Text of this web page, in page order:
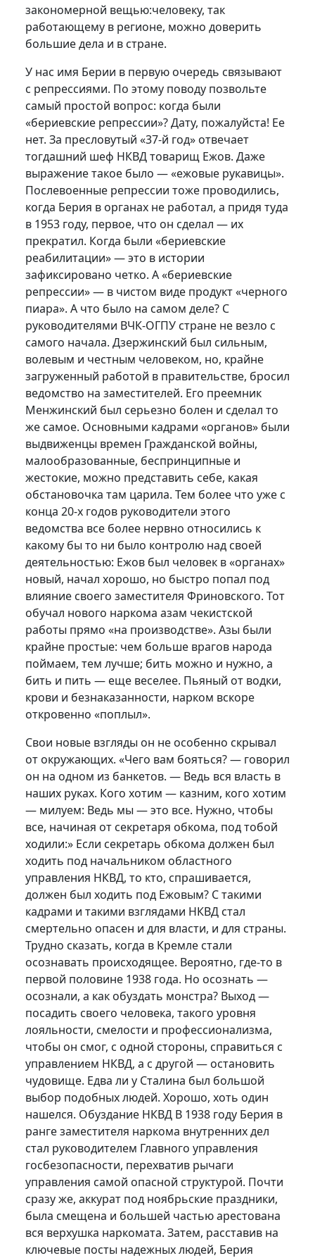
закономерной вещью:человеку, так
работающему в регионе, можно доверить
большие дела и в стране.
У нас имя Берии в первую очередь связывают
с репрессиями. По этому поводу позвольте
самый простой вопрос: когда были
«бериевские репрессии»? Дату, пожалуйста! Ее
нет. За пресловутый «37-й год» отвечает
тогдашний шеф НКВД товарищ Ежов. Даже
выражение такое было — «ежовые рукавицы».
Послевоенные репрессии тоже проводились,
когда Берия в органах не работал, а придя туда
в 1953 году, первое, что он сделал — их
прекратил. Когда были «бериевские
реабилитации» — это в истории
зафиксировано четко. А «бериевские
репрессии» — в чистом виде продукт «черного
пиара». А что было на самом деле? С
руководителями ВЧК-ОГПУ стране не везло с
самого начала. Дзержинский был сильным,
волевым и честным человеком, но, крайне
загруженный работой в правительстве, бросил
ведомство на заместителей. Его преемник
Менжинский был серьезно болен и сделал то
же самое. Основными кадрами «органов» были
выдвиженцы времен Гражданской войны,
малообразованные, беспринципные и
жестокие, можно представить себе, какая
обстановочка там царила. Тем более что уже с
конца 20-х годов руководители этого
ведомства все более нервно относились к
какому бы то ни было контролю над своей
деятельностью: Ежов был человек в «органах»
новый, начал хорошо, но быстро попал под
влияние своего заместителя Фриновского. Тот
обучал нового наркома азам чекистской
работы прямо «на производстве». Азы были
крайне простые: чем больше врагов народа
поймаем, тем лучше; бить можно и нужно, а
бить и пить — еще веселее. Пьяный от водки,
крови и безнаказанности, нарком вскоре
откровенно «поплыл».
Свои новые взгляды он не особенно скрывал
от окружающих. «Чего вам бояться? — говорил
он на одном из банкетов. — Ведь вся власть в
наших руках. Кого хотим — казним, кого хотим
— милуем: Ведь мы — это все. Нужно, чтобы
все, начиная от секретаря обкома, под тобой
ходили:» Если секретарь обкома должен был
ходить под начальником областного
управления НКВД, то кто, спрашивается,
должен был ходить под Ежовым? С такими
кадрами и такими взглядами НКВД стал
смертельно опасен и для власти, и для страны.
Трудно сказать, когда в Кремле стали
осознавать происходящее. Вероятно, где-то в
первой половине 1938 года. Но осознать —
осознали, а как обуздать монстра? Выход —
посадить своего человека, такого уровня
лояльности, смелости и профессионализма,
чтобы он смог, с одной стороны, справиться с
управлением НКВД, а с другой — остановить
чудовище. Едва ли у Сталина был большой
выбор подобных людей. Хорошо, хоть один
нашелся. Обуздание НКВД В 1938 году Берия в
ранге заместителя наркома внутренних дел
стал руководителем Главного управления
госбезопасности, перехватив рычаги
управления самой опасной структурой. Почти
сразу же, аккурат под ноябрьские праздники,
была смещена и большей частью арестована
вся верхушка наркомата. Затем, расставив на
ключевые посты надежных людей, Берия